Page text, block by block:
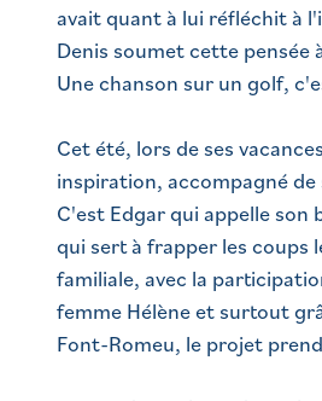
avait quant à lui réfléchit à
Denis soumet cette pensée
Une chanson sur un golf,
Cet été, lors de ses
inspiration, accompagné
C'est Edgar qui appelle
qui sert à frapper les coups
familiale, avec la
femme Hélène et surtout
Font-Romeu, le projet